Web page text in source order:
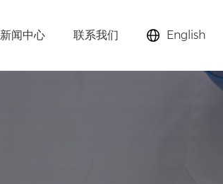
新闻中心 联系我们 English